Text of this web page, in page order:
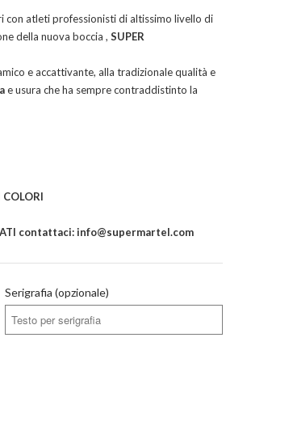
con atleti professionisti di altissimo livello di
della nuova boccia , SUPER
e accattivante, alla tradizionale qualità e
e usura che ha sempre contraddistinto la
COLORI
contattaci: info@supermartel.com
Serigrafia (opzionale)